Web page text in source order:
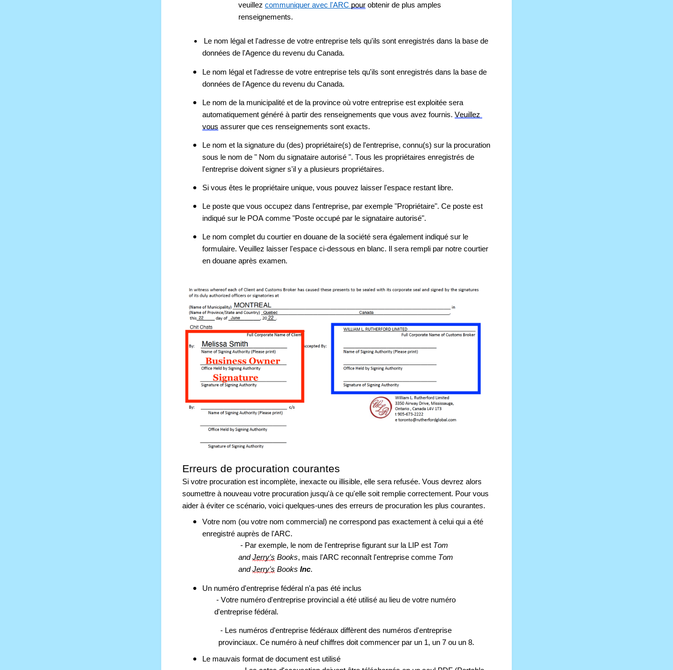
veuillez communiquer avec l'ARC pour obtenir de plus amples
renseignements.
Le nom légal et l'adresse de votre entreprise tels qu'ils sont enregistrés dans la base de
données de l'Agence du revenu du Canada.
Le nom légal et l'adresse de votre entreprise tels qu'ils sont enregistrés dans la base de
données de l'Agence du revenu du Canada.
Le nom de la municipalité et de la province où votre entreprise est exploitée sera
automatiquement généré à partir des renseignements que vous avez fournis. Veuillez
vous assurer que ces renseignements sont exacts.
Le nom et la signature du (des) propriétaire(s) de l'entreprise, connu(s) sur la procuration
sous le nom de " Nom du signataire autorisé ". Tous les propriétaires enregistrés de
l'entreprise doivent signer s'il y a plusieurs propriétaires.
Si vous êtes le propriétaire unique, vous pouvez laisser l'espace restant libre.
Le poste que vous occupez dans l'entreprise, par exemple "Propriétaire". Ce poste est
indiqué sur le POA comme "Poste occupé par le signataire autorisé".
Le nom complet du courtier en douane de la société sera également indiqué sur le
formulaire. Veuillez laisser l'espace ci-dessous en blanc. Il sera rempli par notre courtier
en douane après examen.
Erreurs de procuration courantes
Si votre procuration est incomplète, inexacte ou illisible, elle sera refusée. Vous devrez alors
soumettre à nouveau votre procuration jusqu'à ce qu'elle soit remplie correctement. Pour vous
aider à éviter ce scénario, voici quelques-unes des erreurs de procuration les plus courantes.
Votre nom (ou votre nom commercial) ne correspond pas exactement à celui qui a été
enregistré auprès de l'ARC.
- Par exemple, le nom de l'entreprise figurant sur la LIP est Tom
and Jerry's Books, mais l'ARC reconnaît l'entreprise comme Tom
and Jerry's Books Inc.
Un numéro d'entreprise fédéral n'a pas été inclus
- Votre numéro d'entreprise provincial a été utilisé au lieu de votre numéro
d'entreprise fédéral.
- Les numéros d'entreprise fédéraux diffèrent des numéros d'entreprise
provinciaux. Ce numéro à neuf chiffres doit commencer par un 1, un 7 ou un 8.
Le mauvais format de document est utilisé